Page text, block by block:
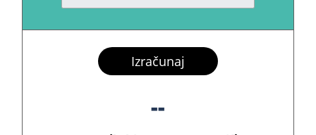
Izračunaj
--